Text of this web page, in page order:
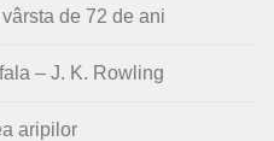
de 72 de ani
– J. K. Rowling
aripilor